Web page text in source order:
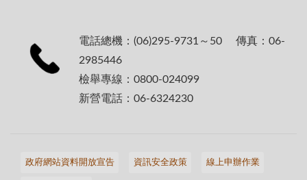
電話總機：(06)295-9731～50 傳真：06-
2985446
檢舉專線：0800-024099
新營電話：06-6324230
政府網站資料開放宣告 資訊安全政策 線上申辦作業